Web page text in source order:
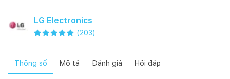
LG Electronics
(203)
Thông số Mô tả Đánh giá Hỏi đáp